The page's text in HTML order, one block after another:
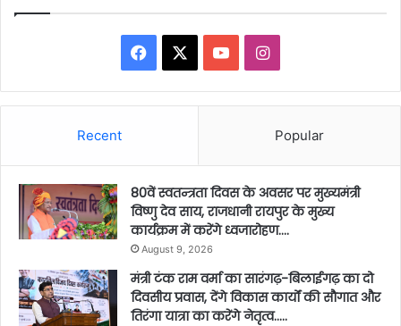
Facebook YouTubeInstagram
Recent Popular
80वें स्वतन्त्रता दिवस के अवसर पर मुख्यमंत्री
विष्णु देव साय, राजधानी रायपुर के मुख्य
कार्यक्रम में करेंगे ध्वजारोहण….
August 9, 2026
मंत्री टंक राम वर्मा का सारंगढ़-बिलाईगढ़ का दो
दिवसीय प्रवास, देंगे विकास कार्यों की सौगात और
तिरंगा यात्रा का करेंगे नेतृत्व…..